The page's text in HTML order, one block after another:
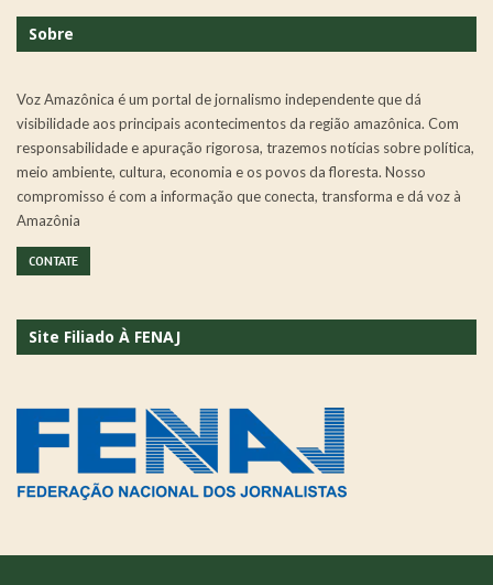
Sobre
Voz Amazônica é um portal de jornalismo independente que dá
visibilidade aos principais acontecimentos da região amazônica. Com
responsabilidade e apuração rigorosa, trazemos notícias sobre política,
meio ambiente, cultura, economia e os povos da floresta. Nosso
compromisso é com a informação que conecta, transforma e dá voz à
Amazônia
CONTATE
Site Filiado À FENAJ